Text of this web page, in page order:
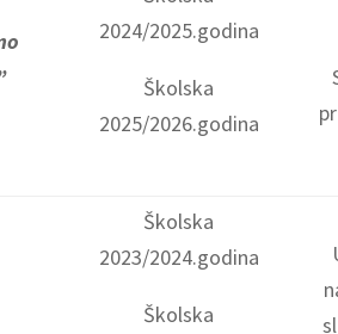
2024/2025.godina
Školska
2025/2026.godina
Školska
2023/2024.godina
Školska